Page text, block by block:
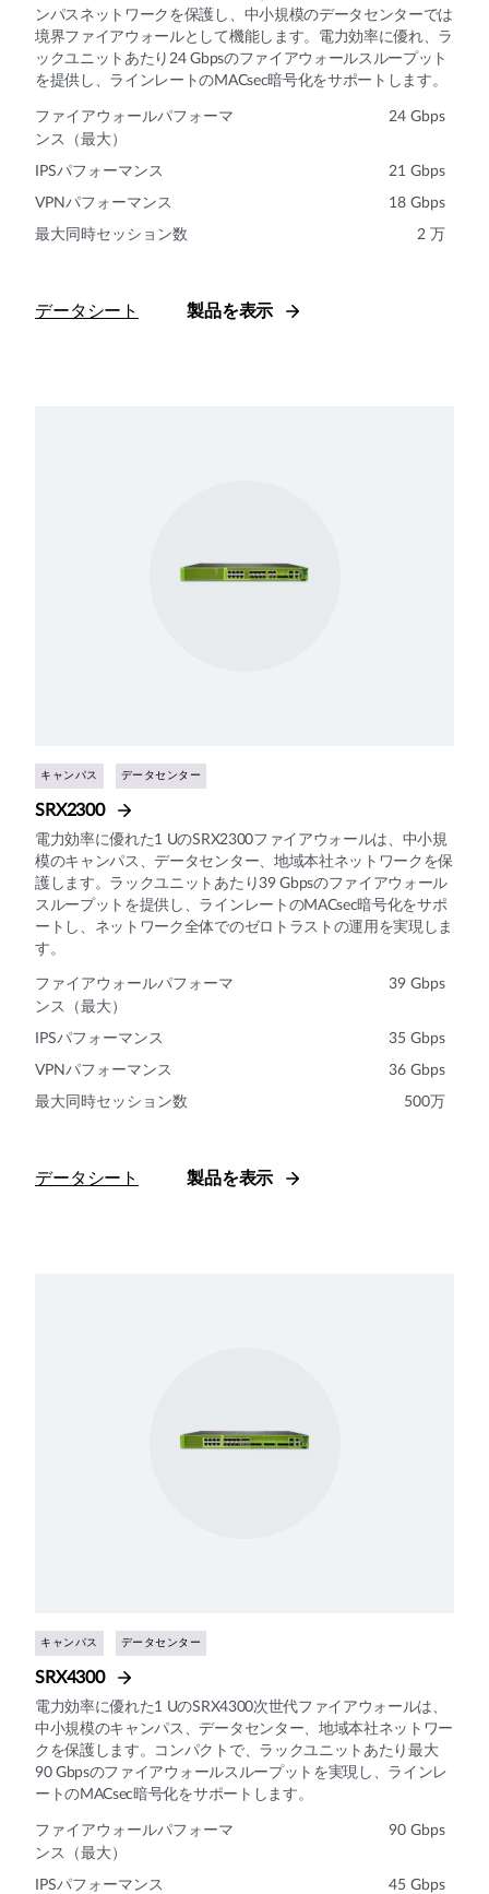
ンパスネットワークを保護し、中小規模のデータセンターでは
境界ファイアウォールとして機能します。電力効率に優れ、ラ
ックユニットあたり24 Gbpsのファイアウォールスループット
を提供し、ラインレートのMACsec暗号化をサポートします。
ファイアウォールパフォーマ
ンス（最大）
24 Gbps
IPSパフォーマンス 21 Gbps
VPNパフォーマンス 18 Gbps
最大同時セッション数 2 万
データシート 製品を表示
キャンパス データセンター
SRX2300
電力効率に優れた1 UのSRX2300ファイアウォールは、中小規
模のキャンパス、データセンター、地域本社ネットワークを保
護します。ラックユニットあたり39 Gbpsのファイアウォール
スループットを提供し、ラインレートのMACsec暗号化をサポ
ートし、ネットワーク全体でのゼロトラストの運用を実現しま
す。
ファイアウォールパフォーマ
ンス（最大）
39 Gbps
IPSパフォーマンス 35 Gbps
VPNパフォーマンス 36 Gbps
最大同時セッション数 500万
データシート 製品を表示
キャンパス データセンター
SRX4300
電力効率に優れた1 UのSRX4300次世代ファイアウォールは、
中小規模のキャンパス、データセンター、地域本社ネットワー
クを保護します。コンパクトで、ラックユニットあたり最大
90 Gbpsのファイアウォールスループットを実現し、ラインレ
ートのMACsec暗号化をサポートします。
ファイアウォールパフォーマ
ンス（最大）
90 Gbps
IPSパフォーマンス 45 Gbps